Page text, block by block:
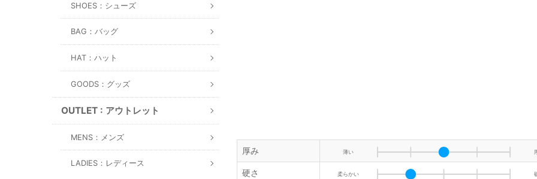
SHOES：シューズ
BAG：バッグ
HAT：ハット
GOODS：グッズ
OUTLET : アウトレット
MENS：メンズ
LADIES：レディース
厚み 薄い
硬さ 柔らかい